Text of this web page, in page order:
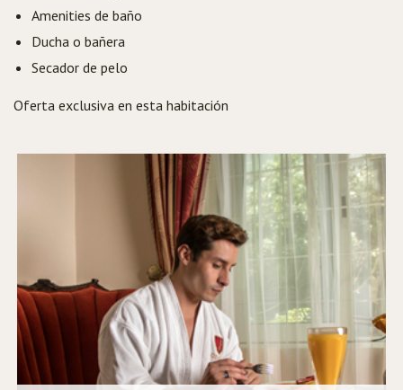
Amenities de baño
Ducha o bañera
Secador de pelo
Oferta exclusiva en esta habitación